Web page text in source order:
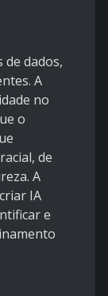
dados,
A
no
o
de
A
IA
e